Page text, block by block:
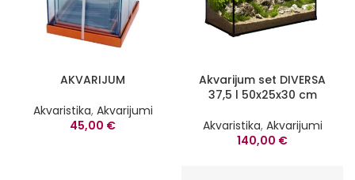
AKVARIJUM
Akvaristika, Akvarijumi
45,00 €
Akvarijum set DIVERSA
37,5 l 50x25x30 cm
Akvaristika, Akvarijumi
140,00 €